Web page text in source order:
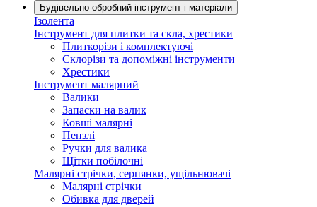
Будівельно-обробний інструмент і матеріали
Ізолента
Інструмент для плитки та скла, хрестики
Плиткорізи і комплектуючі
Склорізи та допоміжні інструменти
Хрестики
Інструмент малярний
Валики
Запаски на валик
Ковші малярні
Пензлі
Ручки для валика
Щітки побілочні
Малярні стрічки, серпянки, ущільнювачі
Малярні стрічки
Обивка для дверей